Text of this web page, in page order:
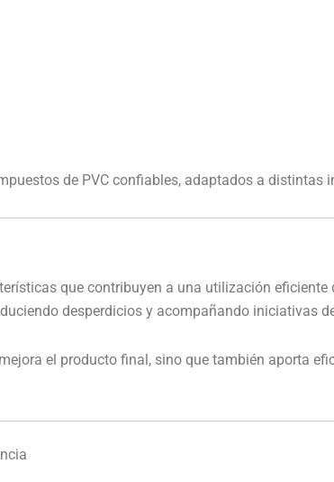
de PVC confiables, adaptados a distintas
que contribuyen a una utilización
desperdicios y acompañando iniciativas
el producto final, sino que también aporta